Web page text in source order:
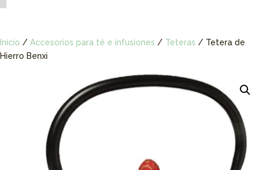
Inicio / Accesorios para té e infusiones / Teteras / Tetera de
Hierro Benxi